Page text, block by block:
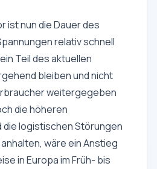
ist nun die Dauer des
relativ schnell
Teil des aktuellen
bleiben und nicht
weitergegeben
die höheren
logistischen Störungen
wäre ein Anstieg
in Europa im Früh- bis